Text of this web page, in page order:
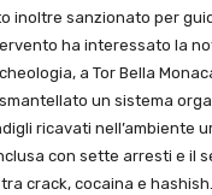
inoltre sanzionato per
ha interessato la
a Tor Bella
un sistema
ricavati nell’ambiente
con sette arresti e il
crack, cocaina e